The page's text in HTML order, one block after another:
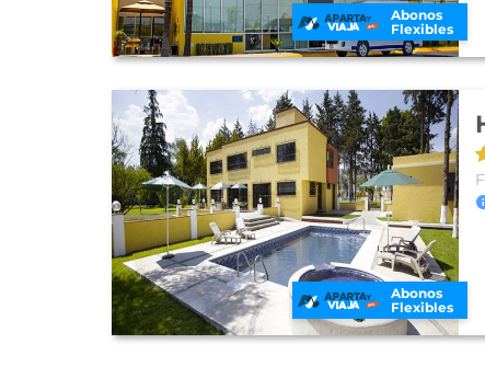
Abonos
Flexibles
Abonos
Flexibles